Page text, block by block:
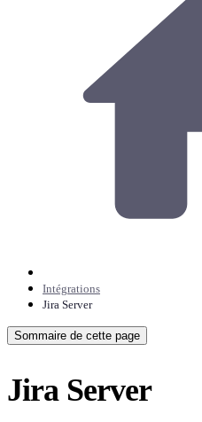
Intégrations
Jira Server
Sommaire de cette page
Jira Server